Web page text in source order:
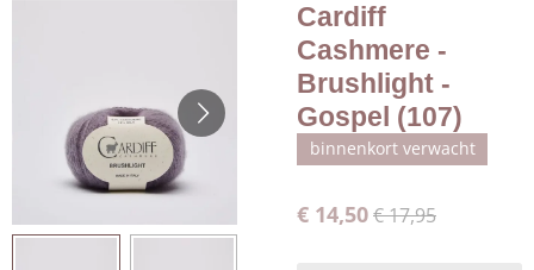
Cardiff
Cashmere -
Brushlight -
Gospel (107)
binnenkort verwacht
€ 14,50€ 17,95